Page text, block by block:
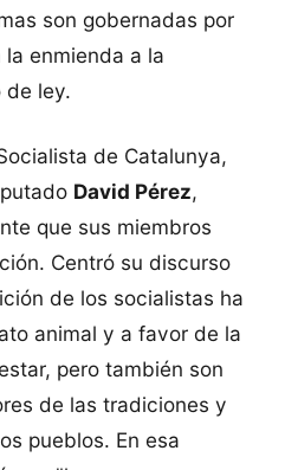
son gobernadas por
enmienda a la
ley.
de Catalunya,
David Pérez,
que sus miembros
Centró su discurso
de los socialistas ha
animal y a favor de la
pero también son
de las tradiciones y
pueblos. En esa